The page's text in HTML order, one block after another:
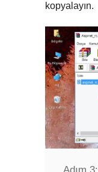
kopyalayın.
Adım 3: